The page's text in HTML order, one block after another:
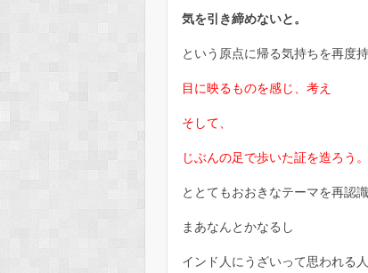
気を引き締めないと。
という原点に帰る気持ちを再度持
目に映るものを感じ、考え
そして、
じぶんの足で歩いた証を造ろう。
ととてもおおきなテーマを再認
まあなんとかなるし
インド人にうざいって思われる